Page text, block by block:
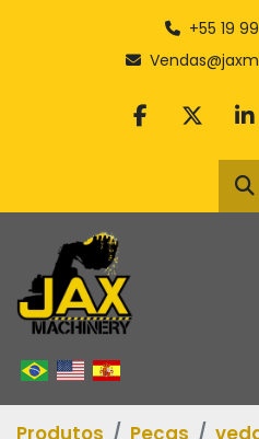
+55 19
facebook
twitter
Produtos Peças